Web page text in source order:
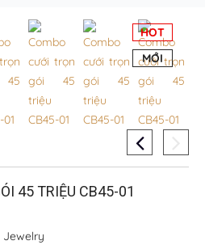
HOT
MỚI
45 TRIỆU CB45-01
Jewelry